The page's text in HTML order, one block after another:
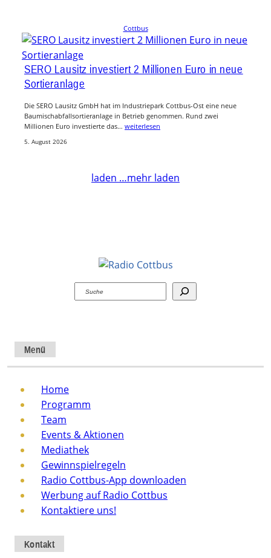
Cottbus
SERO Lausitz investiert 2 Millionen Euro in neue
Sortieranlage
Die SERO Lausitz GmbH hat im Industriepark Cottbus-Ost eine neue
Baumischabfallsortieranlage in Betrieb genommen. Rund zwei
Millionen Euro investierte das… weiterlesen
5. August 2026
laden …mehr laden
Suchen
Menü
Home
Programm
Team
Events & Aktionen
Mediathek
Gewinnspielregeln
Radio Cottbus-App downloaden
Werbung auf Radio Cottbus
Kontaktiere uns!
Kontakt